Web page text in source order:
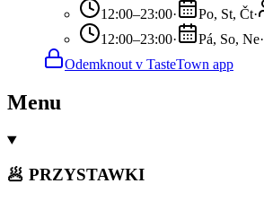
12:00–23:00· Po, St, Čt·
12:00–23:00· Pá, So, Ne·
Odemknout v TasteTown app
Menu
🥟 PRZYSTAWKI